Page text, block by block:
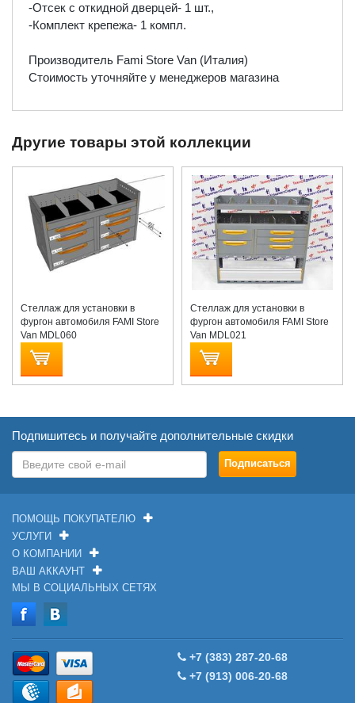
-Отсек с откидной дверцей- 1 шт.,
-Комплект крепежа- 1 компл.
Производитель Fami Store Van (Италия)
Стоимость уточняйте у менеджеров магазина
Другие товары этой коллекции
Стеллаж для установки в
фургон автомобиля FAMI Store
Van MDL060
Стеллаж для установки в
фургон автомобиля FAMI Store
Van MDL021
Подпишитесь и получайте дополнительные скидки
ПОМОЩЬ ПОКУПАТЕЛЮ
УСЛУГИ
О КОМПАНИИ
ВАШ АККАУНТ
МЫ В СОЦИАЛЬНЫХ СЕТЯХ
+7 (383) 287-20-68
+7 (913) 006-20-68